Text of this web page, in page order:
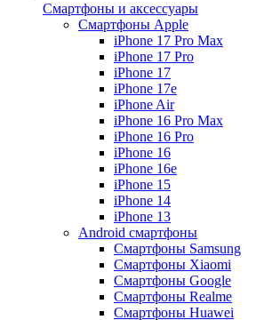
Смартфоны и аксессуары
Смартфоны Apple
iPhone 17 Pro Max
iPhone 17 Pro
iPhone 17
iPhone 17e
iPhone Air
iPhone 16 Pro Max
iPhone 16 Pro
iPhone 16
iPhone 16e
iPhone 15
iPhone 14
iPhone 13
Android cмартфоны
Смартфоны Samsung
Смартфоны Xiaomi
Смартфоны Google
Смартфоны Realme
Смартфоны Huawei